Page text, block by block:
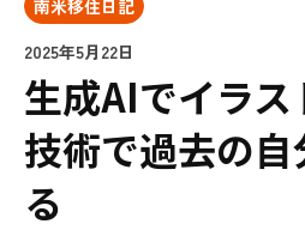
南米移住日記
2025年5月22日
生成AIでイラ
技術で過去の
る